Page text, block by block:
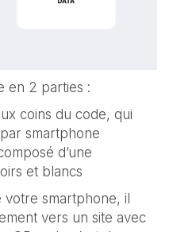
en 2 parties :
coins du code, qui
smartphone
d’une
et blancs
votre smartphone, il
vers un site avec